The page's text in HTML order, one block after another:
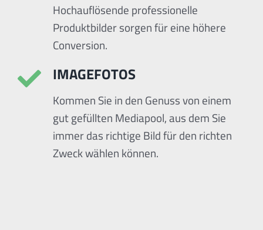
Hochauflösende professionelle
Produktbilder sorgen für eine höhere
Conversion.
IMAGEFOTOS
Kommen Sie in den Genuss von einem
gut gefüllten Mediapool, aus dem Sie
immer das richtige Bild für den richten
Zweck wählen können.